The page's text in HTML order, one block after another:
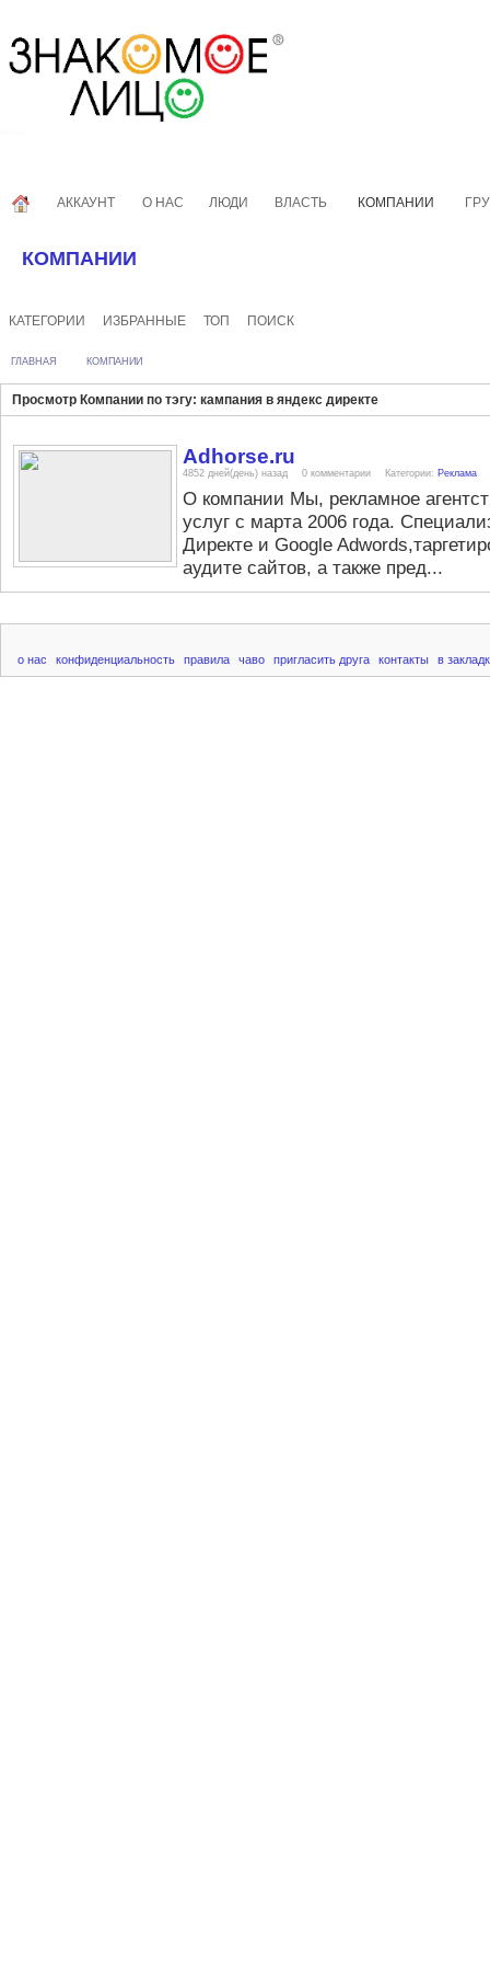
АККАУНТ О НАС ЛЮДИ ВЛАСТЬ КОМПАНИИ
КОМПАНИИ
КАТЕГОРИИ ИЗБРАННЫЕ ТОП ПОИСК
ГЛАВНАЯ КОМПАНИИ
Просмотр Компании по тэгу: кампания в яндекс директе
Adhorse.ru
4852 дней(день) назад 0 комментарии Категории: Реклама
директе
кампания в директе
О компании Мы, рекламное
услуг с марта 2006 года.
Директе и Google
аудите сайтов, а также пред...
о нас конфиденциальность правила чаво пригласить друга контакты в